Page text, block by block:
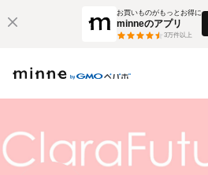
お買いものがもっとお得に
minneのアプリ
3万件以上